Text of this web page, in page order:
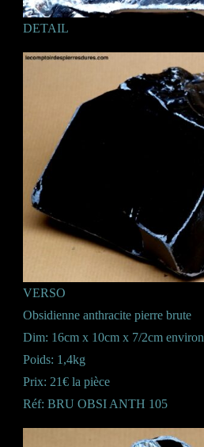
DETAIL
VERSO
Obsidienne anthracite pierre brute
Dim: 16cm x 10cm x 7/2cm environ
Poids: 1,4kg
Prix: 21€ la pièce
Réf: BRU OBSI ANTH 105